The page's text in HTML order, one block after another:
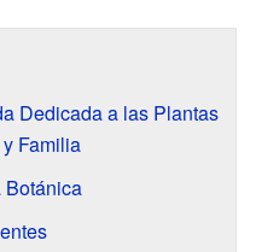
Dedicada a las Plantas
Familia
Botánica